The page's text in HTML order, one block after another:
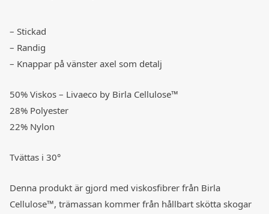
– Stickad
– Randig
– Knappar på vänster axel som detalj
50% Viskos – Livaeco by Birla Cellulose™
28% Polyester
22% Nylon
Tvättas i 30°
Denna produkt är gjord med viskosfibrer från Birla
Cellulose™, trämassan kommer från hållbart skötta skogar